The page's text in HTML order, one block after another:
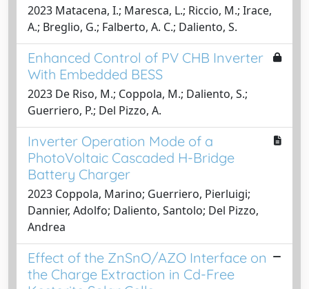
2023 Matacena, I.; Maresca, L.; Riccio, M.; Irace,
A.; Breglio, G.; Falberto, A. C.; Daliento, S.
Enhanced Control of PV CHB Inverter
With Embedded BESS
2023 De Riso, M.; Coppola, M.; Daliento, S.;
Guerriero, P.; Del Pizzo, A.
Inverter Operation Mode of a
PhotoVoltaic Cascaded H-Bridge
Battery Charger
2023 Coppola, Marino; Guerriero, Pierluigi;
Dannier, Adolfo; Daliento, Santolo; Del Pizzo,
Andrea
Effect of the ZnSnO/AZO Interface on
the Charge Extraction in Cd-Free